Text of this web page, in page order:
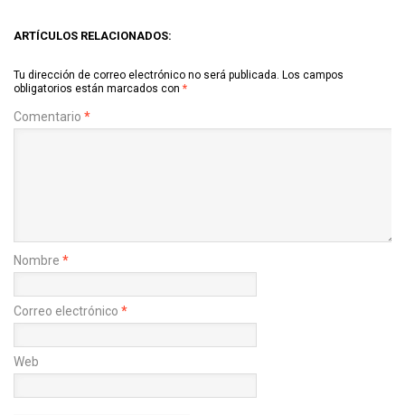
ARTÍCULOS RELACIONADOS:
Tu dirección de correo electrónico no será publicada. Los campos
obligatorios están marcados con *
Comentario *
Nombre *
Correo electrónico *
Web